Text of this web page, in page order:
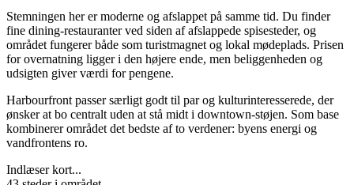
Stemningen her er moderne og afslappet på samme tid. Du finder
fine dining-restauranter ved siden af afslappede spisesteder, og
området fungerer både som turistmagnet og lokal mødeplads. Prisen
for overnatning ligger i den højere ende, men beliggenheden og
udsigten giver værdi for pengene.
Harbourfront passer særligt godt til par og kulturinteresserede, der
ønsker at bo centralt uden at stå midt i downtown-støjen. Som base
kombinerer området det bedste af to verdener: byens energi og
vandfrontens ro.
Indlæser kort...